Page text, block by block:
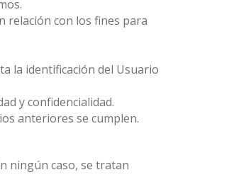
relación con los fines para
la identificación del Usuario
y confidencialidad.
anteriores se cumplen.
ningún caso, se tratan